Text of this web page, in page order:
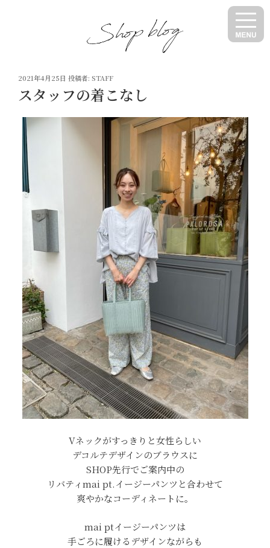
投
日:
2021年4月25日 投稿者: STAFF
スタッフの着こなし
Vネックがすっきりと女性らしい
デコルテデザインのブラウスに
SHOP先行でご案内中の
リバティmai pt.イージーパンツと合わせて
爽やかなコーディネートに。
mai ptイージーパンツは
手ごろに履けるデザインながらも